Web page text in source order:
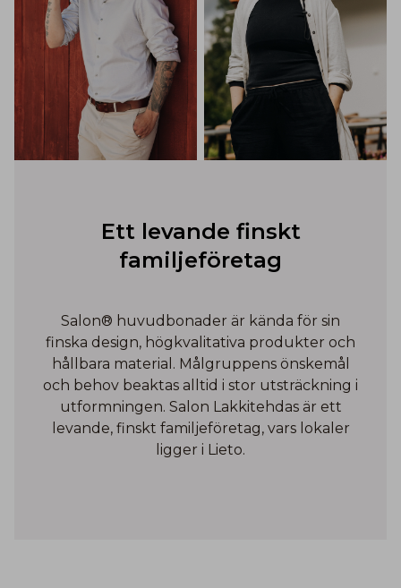
Ett levande finskt
familjeföretag
Salon® huvudbonader är kända för sin
finska design, högkvalitativa produkter och
hållbara material. Målgruppens önskemål
och behov beaktas alltid i stor utsträckning i
utformningen. Salon Lakkitehdas är ett
levande, finskt familjeföretag, vars lokaler
ligger i Lieto.